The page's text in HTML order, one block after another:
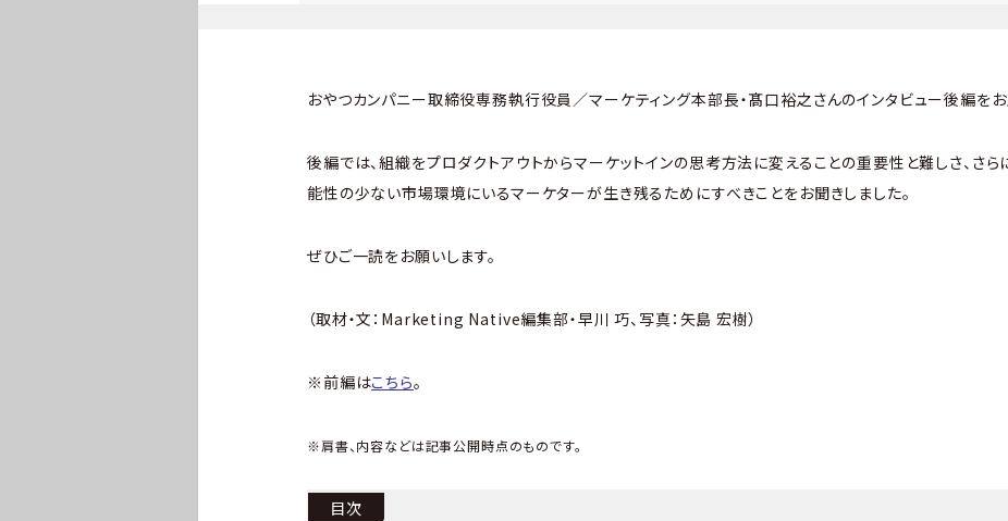
おやつカンパニー取締役専務執行役員／マーケティング本部長・髙口裕之さんのインタビュー後編をお
後編では、組織をプロダクトアウトからマーケットインの思考方法に変えることの重要性と難しさ、さ
能性の少ない市場環境にいるマーケターが生き残るためにすべきことをお聞きしました。
ぜひご一読をお願いします。
（取材・文：Marketing Native編集部・早川 巧、写真：矢島 宏樹）
※前編はこちら。
※肩書、内容などは記事公開時点のものです。
目次